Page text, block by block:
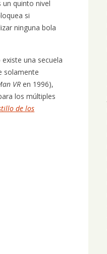
quinto nivel
si
ninguna bola
una secuela
solamente
VR en 1996),
los múltiples
de los